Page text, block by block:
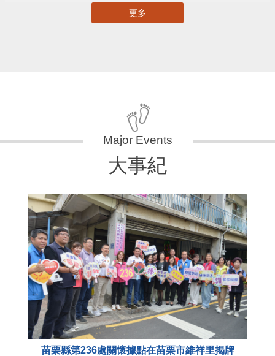
更多
大事紀
苗栗縣第236處關懷據點在苗栗市維祥里揭牌